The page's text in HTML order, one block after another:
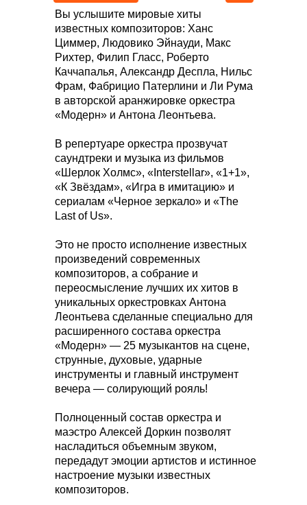
Вы услышите мировые хиты
известных композиторов: Ханс
Циммер, Людовико Эйнауди, Макс
Рихтер, Филип Гласс, Роберто
Каччапалья, Александр Деспла, Нильс
Фрам, Фабрицио Патерлини и Ли Рума
в авторской аранжировке оркестра
«Модерн» и Антона Леонтьева.
В репертуаре оркестра прозвучат
саундтреки и музыка из фильмов
«Шерлок Холмс», «Interstellar», «1+1»,
«К Звёздам», «Игра в имитацию» и
сериалам «Черное зеркало» и «The
Last of Us».
Это не просто исполнение известных
произведений современных
композиторов, а собрание и
переосмысление лучших их хитов в
уникальных оркестровках Антона
Леонтьева сделанные специально для
расширенного состава оркестра
«Модерн» — 25 музыкантов на сцене,
струнные, духовые, ударные
инструменты и главный инструмент
вечера — солирующий рояль!
Полноценный состав оркестра и
маэстро Алексей Доркин позволят
насладиться объемным звуком,
передадут эмоции артистов и истинное
настроение музыки известных
композиторов.